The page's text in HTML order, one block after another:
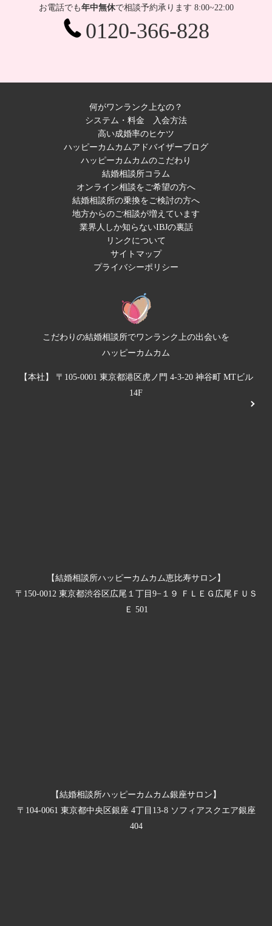
お電話でも年中無休で相談予約承ります 8:00~22:00
0120-366-828
何がワンランク上なの？
システム・料金
入会方法
高い成婚率のヒケツ
ハッピーカムカムアドバイザーブログ
ハッピーカムカムのこだわり
結婚相談所コラム
オンライン相談をご希望の方へ
結婚相談所の乗換をご検討の方へ
地方からのご相談が増えています
業界人しか知らないIBJの裏話
リンクについて
サイトマップ
プライバシーポリシー
こだわりの結婚相談所でワンランク上の出会いを
ハッピーカムカム
【本社】 〒105-0001 東京都港区虎ノ門 4-3-20 神谷町 MTビル
14F
【結婚相談所ハッピーカムカム恵比寿サロン】
〒150-0012 東京都渋谷区広尾１丁目9−１９ ＦＬＥＧ広尾ＦＵＳ
Ｅ 501
【結婚相談所ハッピーカムカム銀座サロン】
〒104-0061 東京都中央区銀座 4丁目13-8 ソフィアスクエア銀座
404